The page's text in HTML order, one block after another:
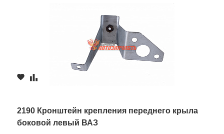
2190 Кронштейн крепления переднего крыла
боковой левый ВАЗ